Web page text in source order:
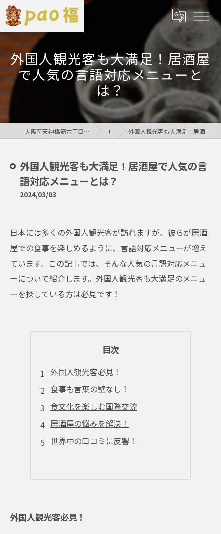
外国人観光客も大満足！居酒屋
で人気の言語対応メニューと
は？
大阪府天神橋筋六丁目の居酒屋なら鶏居酒屋pao福 コラム 外国人観光客も大満足！居酒屋で人気の言語対応メニューとは？
外国人観光客も大満足！居酒屋で人気の言
語対応メニューとは？
2024/03/03
日本には多くの外国人観光客が訪れますが、彼らが居酒
屋での食事を楽しめるように、言語対応メニューが増え
ています。この記事では、そんな人気の言語対応メニュ
ーについて紹介します。外国人観光客も大満足のメニュ
ーを探している方は必見です！
目次
外国人観光客必見！
食事も言葉の壁なし！
食文化を楽しむ国際交流
居酒屋の悩みを解決！
世界中の口コミに反響！
外国人観光客必見！